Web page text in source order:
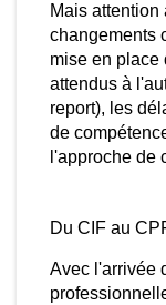
Mais attention
changements
mise en place
attendus à
report), les
de
l'approche de
Du CIF au
Avec l'arrivée
en place d'une
à l'automne
les délais de
compétences
cette période.
CIF au